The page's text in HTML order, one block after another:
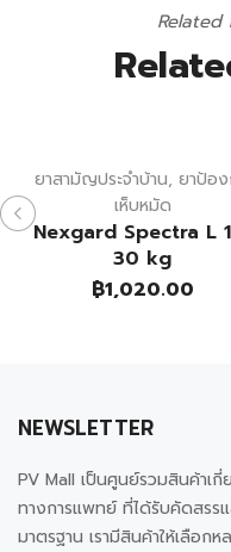
ยาสามัญประจำบ้าน, ยาป้อ
เห็บหมัด
Nexgard Spectra L
30 kg
฿1,020.00
NEWSLETTER
PV Mall เป็นศูนย์รวมสินค้าเ
ทางการแพทย์ ที่ได้รับคัดสรร
มาตรฐาน เรามีสินค้าให้เลือ